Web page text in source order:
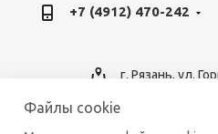
+7 (4912) 470-242
г. Рязань, ул.
Файлы cookie